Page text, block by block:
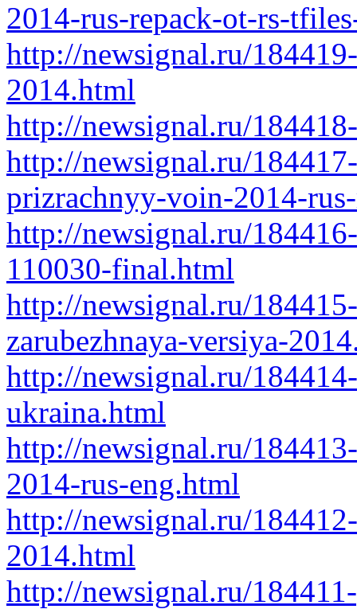
2014-rus-repack-ot-rs-
http://newsignal.ru/
2014.html
http://newsignal.ru/
http://newsignal.ru/
prizrachnyy-voin-2014-
http://newsignal.ru/
110030-final.html
http://newsignal.ru/
zarubezhnaya-versiya-
http://newsignal.ru/
ukraina.html
http://newsignal.ru/
2014-rus-eng.html
http://newsignal.ru/
2014.html
http://newsignal.ru/